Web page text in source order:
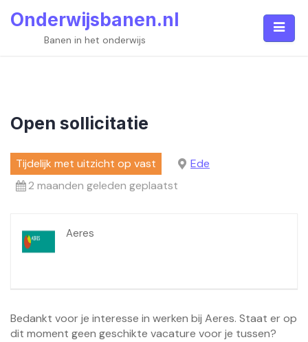
Onderwijsbanen.nl
Banen in het onderwijs
Open sollicitatie
Tijdelijk met uitzicht op vast
Ede
2 maanden geleden geplaatst
Aeres
Bedankt voor je interesse in werken bij Aeres. Staat er op
dit moment geen geschikte vacature voor je tussen?